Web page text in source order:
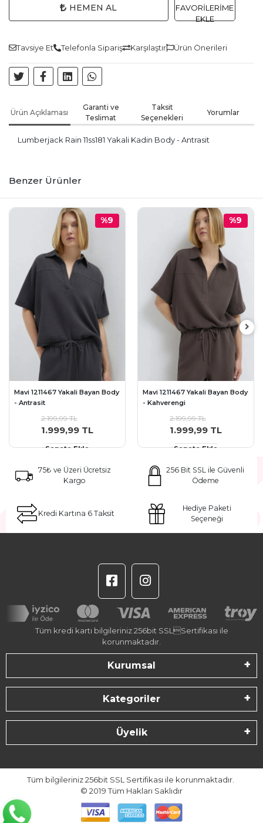
HEMEN AL
FAVORILERIME
EKLE
Tavsiye Et Telefonla Sipariş Karşılaştır Ürün Önerileri
Ürün Açıklaması
Garanti ve
Teslimat
Taksit
Seçenekleri
Yorumlar
Lumberjack Rain 11ss181 Yakali Kadin Body - Antrasit
Benzer Ürünler
%9
Mavi 1211467 Yakali Bayan Body
- Antrasit
2.199,99 TL
1.999,99 TL
Sepete Ekle
%9
Mavi 1211467 Yakali Bayan Body
- Kahverengi
2.199,99 TL
1.999,99 TL
Sepete Ekle
75₺ ve Üzeri Ücretsiz
Kargo
256 Bit SSL ile Güvenli
Ödeme
Kredi Kartına 6 Taksit
Hediye Paketi
Seçeneği
Tüm kredi kartı bilgileriniz 256bit SSLSertifikası ile
korunmaktadır.
Kurumsal
Kategoriler
Üyelik
Tüm bilgileriniz 256bit SSL Sertifikası ile korunmaktadır.
© 2019Tüm Hakları Saklıdır